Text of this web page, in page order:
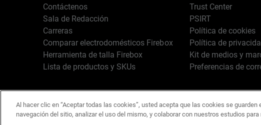
Contáctenos
Sala de Redacción
Carreras
Comparar electrodomésticos Firebox
Herramienta de talla Firebox
Lista de productos y SKUs
Trust Center
PSIRT
Política de cookies
Política de
Kit de medios y
Preferencias de
Español Copyright © 1996-2026
Al hacer clic en “Aceptar todas las cookies”, usted acepta que las cookies se guarden
navegación del sitio, analizar el uso del mismo, y colaborar con nuestros estudios